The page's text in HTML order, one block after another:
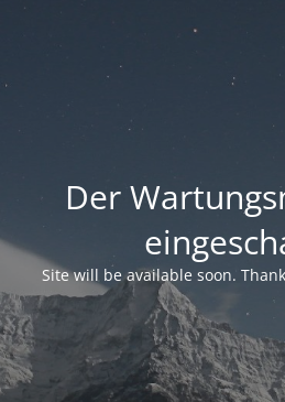
Der
Site will be available soon.